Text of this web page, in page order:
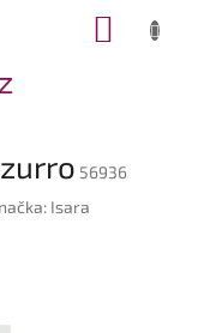
56936
Isara